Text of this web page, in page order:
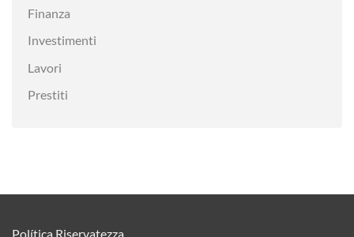
Finanza
Investimenti
Lavori
Prestiti
Política Riservatezza